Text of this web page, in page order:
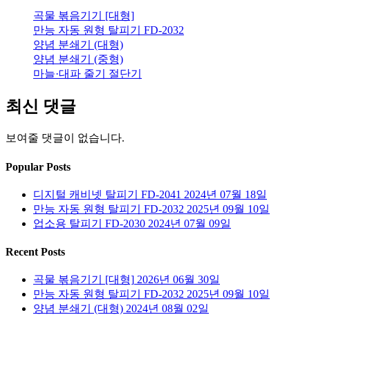
곡물 볶음기기 [대형]
만능 자동 원형 탈피기 FD-2032
양념 분쇄기 (대형)
양념 분쇄기 (중형)
마늘·대파 줄기 절단기
최신 댓글
보여줄 댓글이 없습니다.
Popular Posts
디지털 캐비넷 탈피기 FD-2041 2024년 07월 18일
만능 자동 원형 탈피기 FD-2032 2025년 09월 10일
업소용 탈피기 FD-2030 2024년 07월 09일
Recent Posts
곡물 볶음기기 [대형] 2026년 06월 30일
만능 자동 원형 탈피기 FD-2032 2025년 09월 10일
양념 분쇄기 (대형) 2024년 08월 02일